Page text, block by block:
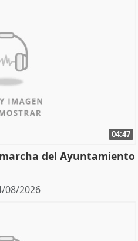
04:47
del Ayuntamiento
08/2026